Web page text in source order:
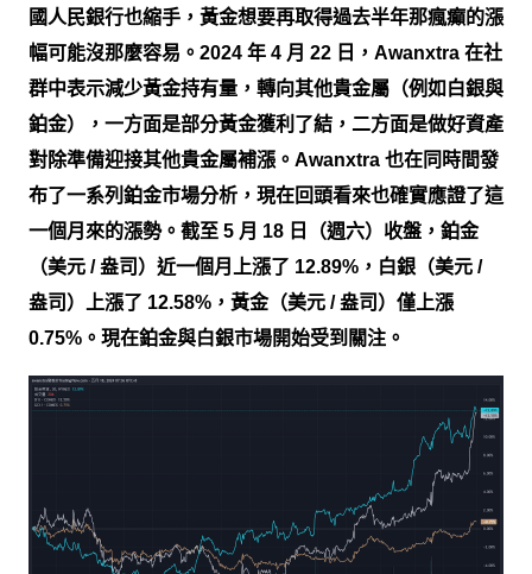
國人民銀行也縮手，黃金想要再取得過去半年那瘋癲的漲
幅可能沒那麼容易。2024 年 4 月 22 日，Awanxtra 在社
群中表示減少黃金持有量，轉向其他貴金屬（例如白銀與
鉑金），一方面是部分黃金獲利了結，二方面是做好資產
對除準備迎接其他貴金屬補漲。Awanxtra 也在同時間發
布了一系列鉑金市場分析，現在回頭看來也確實應證了這
一個月來的漲勢。截至 5 月 18 日（週六）收盤，鉑金
（美元 / 盎司）近一個月上漲了 12.89%，白銀（美元 /
盎司）上漲了 12.58%，黃金（美元 / 盎司）僅上漲
0.75%。現在鉑金與白銀市場開始受到關注。